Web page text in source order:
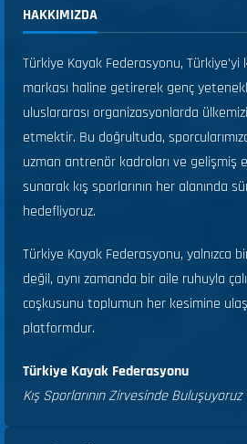
HAKKIMIZDA
Türkiye Kayak Federasyonu, Türkiye’yi
markası haline getirerek genç
uluslararası organizasyonlarda
etmektir. Bu doğrultuda,
uzman antrenör kadroları ve gelişmiş
sunarak kış sporlarının her alanında
hedefliyoruz.
Türkiye Kayak Federasyonu, yalnızca
değil, aynı zamanda bir aile ruhuyla
coşkusunu toplumun her kesimine
platformdur.
Türkiye Kayak Federasyonu
Kış Sporlarının Zirvesinde Buluşuyoruz